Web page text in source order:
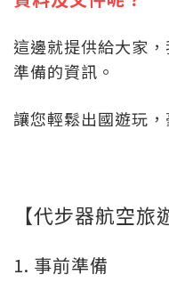
這邊就提供給大家
準備的資訊。
讓您輕鬆出國遊玩
【代步器航空旅
1. 事前準備